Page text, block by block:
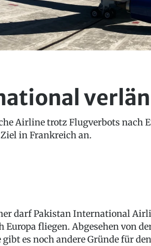
Airline trotz Flugverbots nach
in Frankreich an.
darf Pakistan International
Europa fliegen. Abgesehen von
gibt es noch andere Gründe für